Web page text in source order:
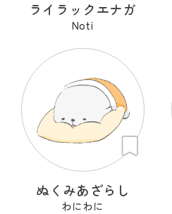
ライラックエナガ
Noti
ぬくみあざらし
わにわに